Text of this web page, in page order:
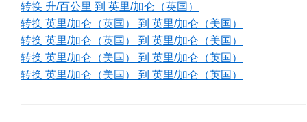
转换 升/百公里 到 英里/加仑（英国）
转换 英里/加仑（英国） 到 英里/加仑（美国）
转换 英里/加仑（英国） 到 英里/加仑（美国）
转换 英里/加仑（美国） 到 英里/加仑（英国）
转换 英里/加仑（美国） 到 英里/加仑（英国）